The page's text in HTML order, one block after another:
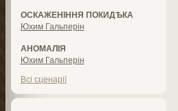
ОСКАЖЕНІННЯ ПОКИДѢКА
Юхим Гальперін
АНОМАЛІЯ
Юхим Гальперін
Всі сценарії